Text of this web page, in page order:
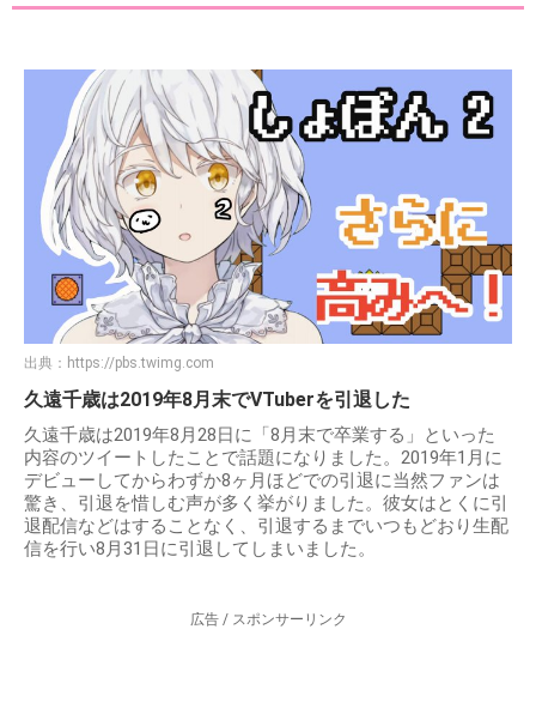
出典： https://pbs.twimg.com
久遠千歳は2019年8月末でVTuberを引退した
久遠千歳は2019年8月28日に「8月末で卒業する」といった
内容のツイートしたことで話題になりました。2019年1月に
デビューしてからわずか8ヶ月ほどでの引退に当然ファンは
驚き、引退を惜しむ声が多く挙がりました。彼女はとくに引
退配信などはすることなく、引退するまでいつもどおり生配
信を行い8月31日に引退してしまいました。
広告 / スポンサーリンク